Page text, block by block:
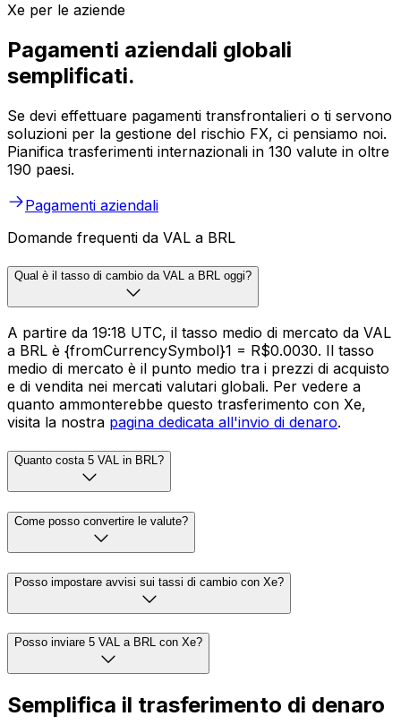
Xe per le aziende
Pagamenti aziendali globali
semplificati.
Se devi effettuare pagamenti transfrontalieri o ti servono
soluzioni per la gestione del rischio FX, ci pensiamo noi.
Pianifica trasferimenti internazionali in 130 valute in oltre
190 paesi.
Pagamenti aziendali
Domande frequenti da VAL a BRL
Qual è il tasso di cambio da VAL a BRL oggi?
A partire da 19:18 UTC, il tasso medio di mercato da VAL
a BRL è {fromCurrencySymbol}1 = R$0.0030. Il tasso
medio di mercato è il punto medio tra i prezzi di acquisto
e di vendita nei mercati valutari globali. Per vedere a
quanto ammonterebbe questo trasferimento con Xe,
visita la nostra pagina dedicata all'invio di denaro.
Quanto costa 5 VAL in BRL?
Come posso convertire le valute?
Posso impostare avvisi sui tassi di cambio con Xe?
Posso inviare 5 VAL a BRL con Xe?
Semplifica il trasferimento di denaro